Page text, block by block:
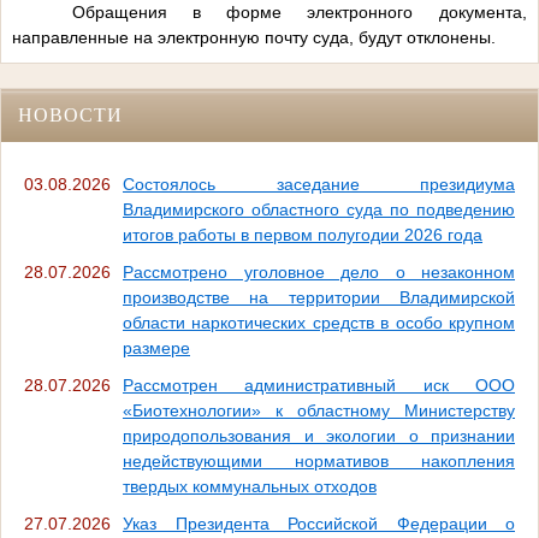
Обращения в форме электронного документа,
направленные на электронную почту суда, будут отклонены.
НОВОСТИ
03.08.2026
Состоялось заседание президиума
Владимирского областного суда по подведению
итогов работы в первом полугодии 2026 года
28.07.2026
Рассмотрено уголовное дело о незаконном
производстве на территории Владимирской
области наркотических средств в особо крупном
размере
28.07.2026
Рассмотрен административный иск ООО
«Биотехнологии» к областному Министерству
природопользования и экологии о признании
недействующими нормативов накопления
твердых коммунальных отходов
27.07.2026
Указ Президента Российской Федерации о